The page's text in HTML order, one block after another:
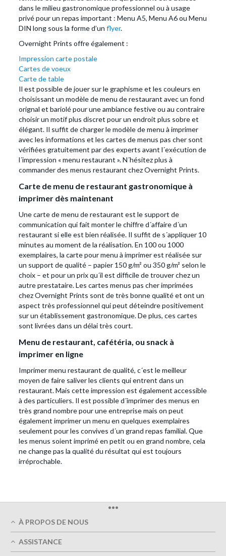
dans le milieu gastronomique professionnel ou à usage
privé pour un repas important : Menu A5, Menu A6 ou Menu
DIN long sous la forme d’unflyer.
Overnight Prints offre également :
Impression carte postale
Cartes de voeux
Carte de table
Il est possible de jouer sur le graphisme et les couleurs en
choisissant un modèle de menu de restaurant avec un fond
orignal et bariolé pour une ambiance festive ou au contraire
choisir un motif plus discret pour un endroit plus sobre et
élégant. Il suffit de charger le modèle de menu à imprimer
avec les informations et les cartes de menus pas cher sont
vérifiées gratuitement par des experts avant l´exécution de
l´impression « menu restaurant ». N´hésitez plus à
commander des menus restaurant chez Overnight Prints.
Carte de menu de restaurant gastronomique à
imprimer dès maintenant
Une carte de menu de restaurant est le support de
communication qui fait monter le chiffre d´affaire d´un
restaurant si elle est bien réalisée. Il suffit de s´appliquer 10
minutes au moment de la réalisation. En 100 ou 1000
exemplaires, la carte pour menu à imprimer est réalisée sur
un support de qualité – papier 150 g/m² ou 350 g/m² selon le
choix – et pour un prix qu´il est difficile de trouver chez un
autre prestataire. Les cartes menus pas cher imprimées
chez Overnight Prints sont de très bonne qualité et ont un
aspect très professionnel qui peut déteindre positivement
sur un établissement gastronomique. De plus, ces cartes
sont livrées dans un délai très court.
Menu de restaurant, cafétéria, ou snack à
imprimer en ligne
Imprimer menu restaurant de qualité, c´est le meilleur
moyen de faire saliver les clients qui entrent dans un
restaurant. Mais cette impression est également accessible
à des particuliers. Il est possible d´imprimer des menus en
très grand nombre pour une entreprise mais on peut
également imprimer un menu en quelques exemplaires
seulement pour les convives d´un grand repas familial. Que
les menus soient imprimé en petit ou en grand nombre, cela
ne change pas la qualité du résultat qui est toujours
irréprochable.
•••
À PROPOS DE NOUS
ASSISTANCE